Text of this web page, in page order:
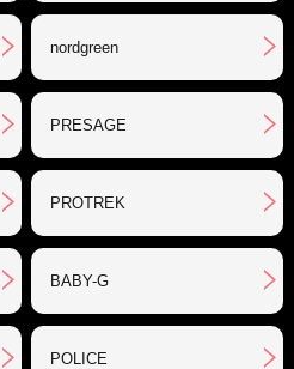
nordgreen
PRESAGE
PROTREK
BABY-G
POLICE